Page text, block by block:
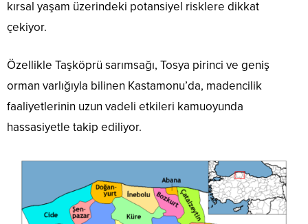
kırsal yaşam üzerindeki potansiyel risklere dikkat
çekiyor.
Özellikle Taşköprü sarımsağı, Tosya pirinci ve geniş
orman varlığıyla bilinen Kastamonu’da, madencilik
faaliyetlerinin uzun vadeli etkileri kamuoyunda
hassasiyetle takip ediliyor.